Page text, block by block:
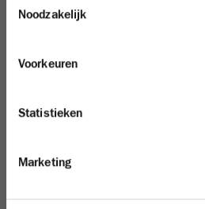
verzameld op
Noodzakelijk
Voorkeuren
Statistieken
Marketing
Ensor